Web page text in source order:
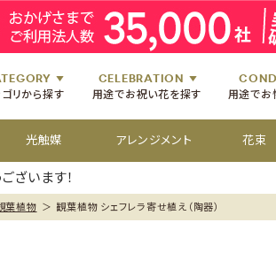
リから探す
い花
花
すめ
CELEBRATION
用途でお祝い花を探す
開店祝いのお花
開設祝いのお花
楽屋見舞いのお花
個展・展覧会のお花
用途でお
四十九日のお供え花
百か日のお供え花
光触媒 アレンジメント 花束
ざいます！
葉植物 ＞ 観葉植物 シェフレラ寄せ植え（陶器）